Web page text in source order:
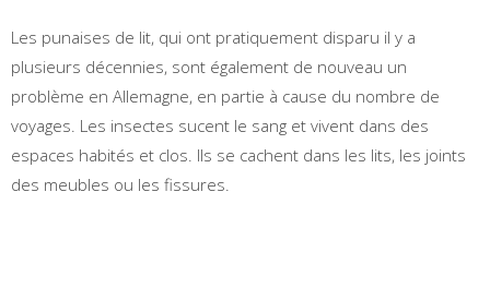
Les punaises de lit, qui ont pratiquement disparu il y a
plusieurs décennies, sont également de nouveau un
problème en Allemagne, en partie à cause du nombre de
voyages. Les insectes sucent le sang et vivent dans des
espaces habités et clos. Ils se cachent dans les lits, les joints
des meubles ou les fissures.